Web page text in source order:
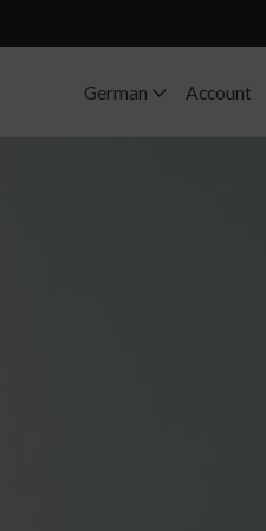
German Account